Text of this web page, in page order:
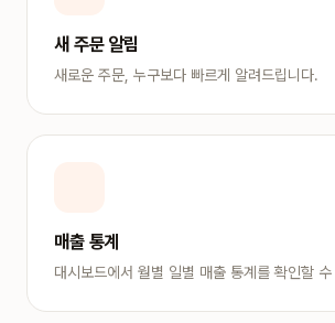
새 주문 알림
새로운 주문, 누구보다 빠르게 알려드립니다.
매출 통계
대시보드에서 월별 일별 매출 통계를 확인할